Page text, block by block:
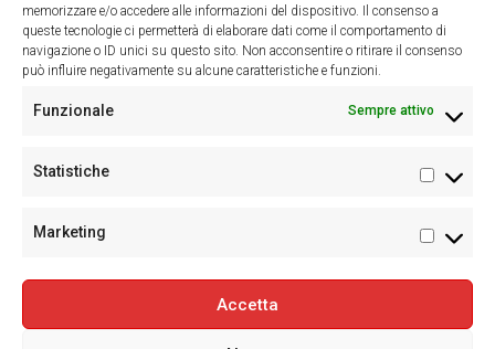
memorizzare e/o accedere alle informazioni del dispositivo. Il consenso a
queste tecnologie ci permetterà di elaborare dati come il comportamento di
navigazione o ID unici su questo sito. Non acconsentire o ritirare il consenso
può influire negativamente su alcune caratteristiche e funzioni.
Funzionale Sempre attivo
Statistiche
Marketing
Accetta
©